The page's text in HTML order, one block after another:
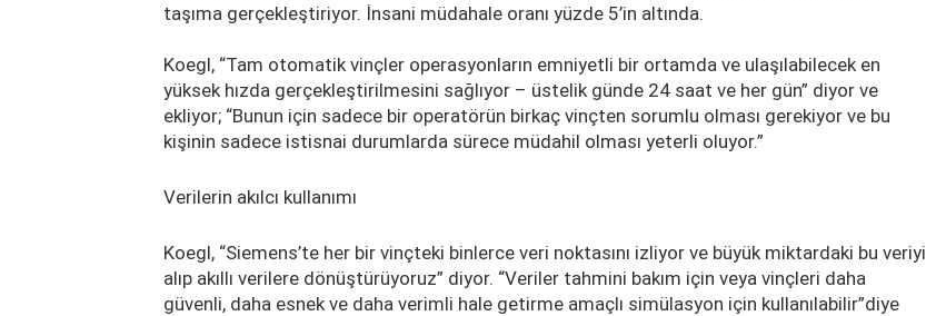
taşıma gerçekleştiriyor. İnsani müdahale oranı yüzde 5’in altında.
Koegl, “Tam otomatik vinçler operasyonların emniyetli bir ortamda ve ulaşılabilecek en
yüksek hızda gerçekleştirilmesini sağlıyor – üstelik günde 24 saat ve her gün” diyor ve
ekliyor; “Bunun için sadece bir operatörün birkaç vinçten sorumlu olması gerekiyor ve bu
kişinin sadece istisnai durumlarda sürece müdahil olması yeterli oluyor.”
Verilerin akılcı kullanımı
Koegl, “Siemens’te her bir vinçteki binlerce veri noktasını izliyor ve büyük miktardaki bu veriyi
alıp akıllı verilere dönüştürüyoruz” diyor. “Veriler tahmini bakım için veya vinçleri daha
güvenli, daha esnek ve daha verimli hale getirme amaçlı simülasyon için kullanılabilir”diye